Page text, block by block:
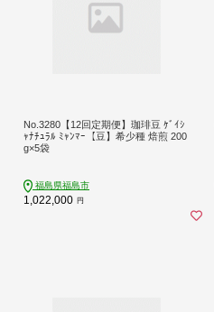
No.3280【12回定期便】珈琲豆 ｹﾞｲｼ
ｬﾅﾁｭﾗﾙ ﾐｬﾝﾏｰ【豆】希少種 焙煎 200
g×5袋
福島県福島市
1,022,000 円